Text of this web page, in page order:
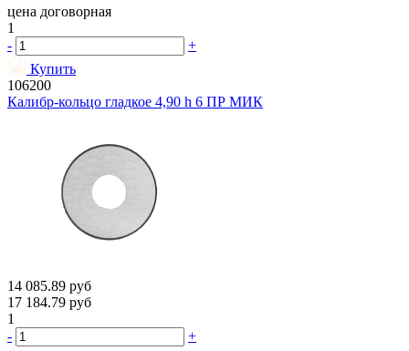
цена договорная
1
-
+
Купить
106200
Калибр-кольцо гладкое 4,90 h 6 ПР МИК
14 085.89 руб
17 184.79 руб
1
-
+